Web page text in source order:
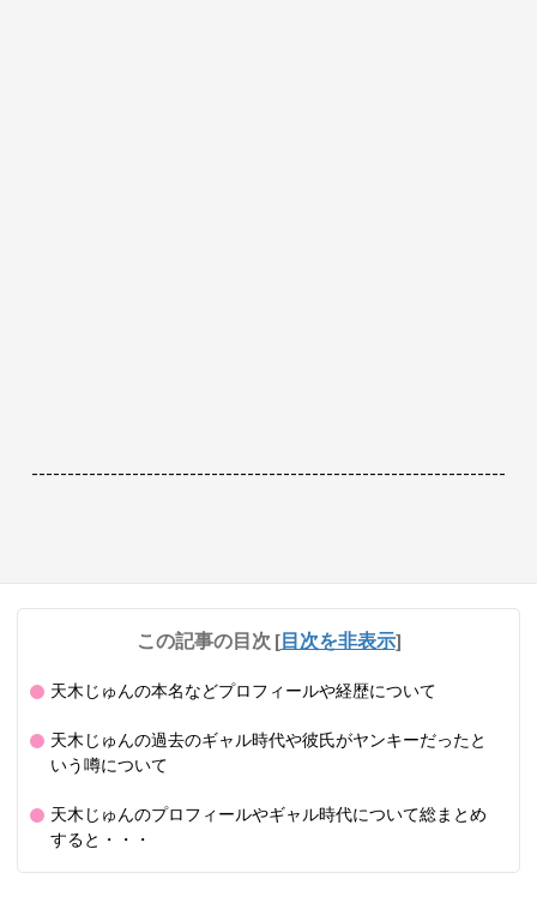
------------------------------------------------------------------
この記事の目次 [目次を非表示]
天木じゅんの本名などプロフィールや経歴について
天木じゅんの過去のギャル時代や彼氏がヤンキーだったと
いう噂について
天木じゅんのプロフィールやギャル時代について総まとめ
すると・・・